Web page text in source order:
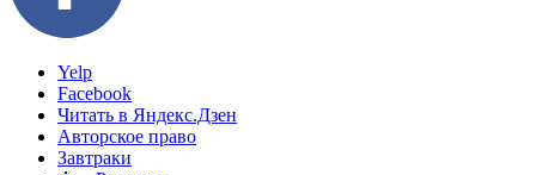
Yelp
Facebook
Читать в Яндекс.Дзен
Авторское право
Завтраки